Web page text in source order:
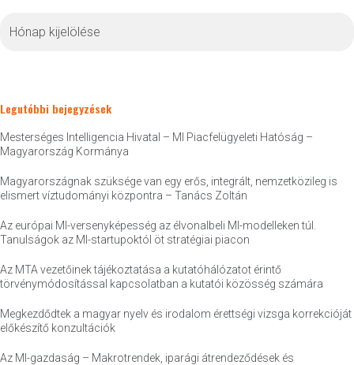
Legutóbbi bejegyzések
Mesterséges Intelligencia Hivatal – MI Piacfelügyeleti Hatóság –
Magyarország Kormánya
Magyarországnak szüksége van egy erős, integrált, nemzetközileg is
elismert víztudományi központra – Tanács Zoltán
Az európai MI-versenyképesség az élvonalbeli MI-modelleken túl.
Tanulságok az MI-startupoktól öt stratégiai piacon
Az MTA vezetőinek tájékoztatása a kutatóhálózatot érintő
törvénymódosítással kapcsolatban a kutatói közösség számára
Megkezdődtek a magyar nyelv és irodalom érettségi vizsga korrekcióját
előkészítő konzultációk
Az MI-gazdaság – Makrotrendek, iparági átrendeződések és